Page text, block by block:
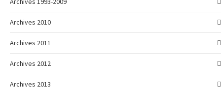
Archives 2010
Archives 2011
Archives 2012
Archives 2013